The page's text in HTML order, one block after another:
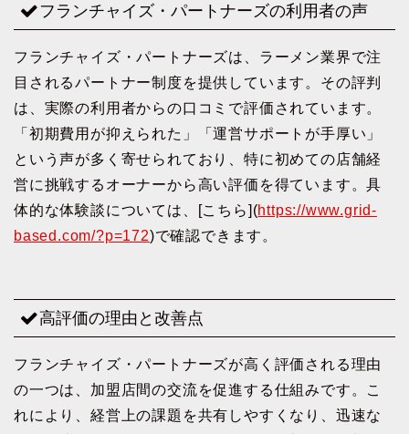
フランチャイズ・パートナーズの利用者の声
フランチャイズ・パートナーズは、ラーメン業界で注
目されるパートナー制度を提供しています。その評判
は、実際の利用者からの口コミで評価されています。
「初期費用が抑えられた」「運営サポートが手厚い」
という声が多く寄せられており、特に初めての店舗経
営に挑戦するオーナーから高い評価を得ています。具
体的な体験談については、[こちら](https://www.grid-
based.com/?p=172)で確認できます。
高評価の理由と改善点
フランチャイズ・パートナーズが高く評価される理由
の一つは、加盟店間の交流を促進する仕組みです。こ
れにより、経営上の課題を共有しやすくなり、迅速な